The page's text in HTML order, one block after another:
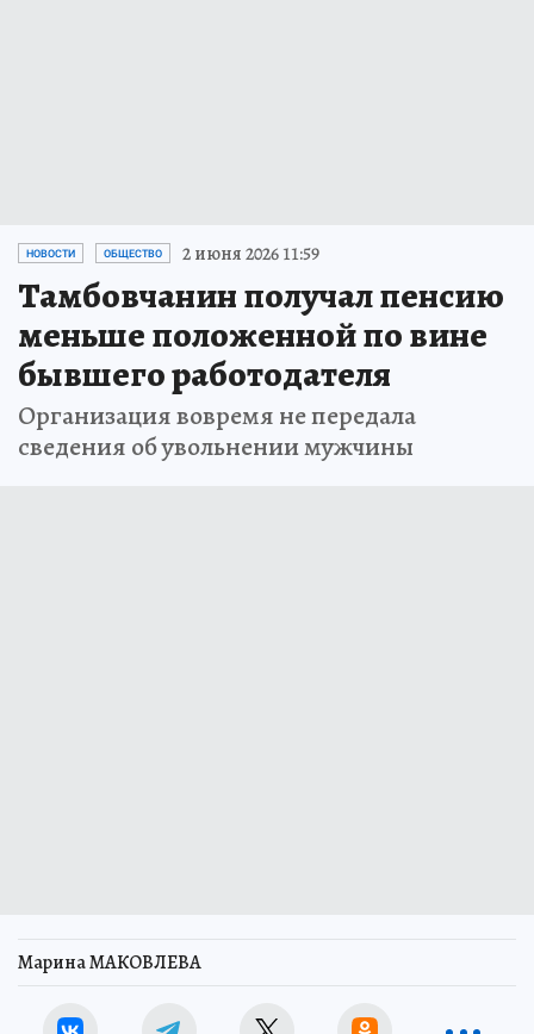
НОВОСТИ ОБЩЕСТВО 2 июня 2026 11:59
Тамбовчанин получал пенсию
меньше положенной по вине
бывшего работодателя
Организация вовремя не передала
сведения об увольнении мужчины
Марина МАКОВЛЕВА